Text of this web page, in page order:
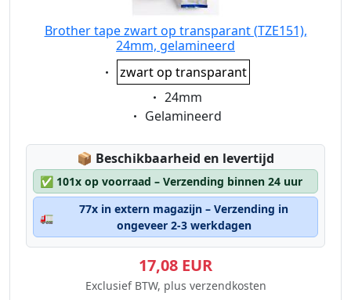
Brother tape zwart op transparant (TZE151),
24mm, gelamineerd
Eigenschaft:
zwart op transparant
Eigenschaft:
24mm
Eigenschaft:
Gelamineerd
📦 Lagerstatus:
Beschikbaarheid en levertijd
✅ 101x op voorraad – Verzending binnen 24 uur
🚛
77x in extern magazijn – Verzending in
ongeveer 2-3 werkdagen
17,08 EUR
Exclusief BTW, plus verzendkosten